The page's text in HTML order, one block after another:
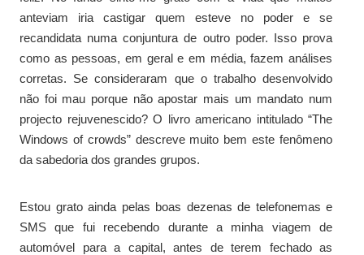
anteviam iria castigar quem esteve no poder e se
recandidata numa conjuntura de outro poder. Isso prova
como as pessoas, em geral e em média, fazem análises
corretas. Se consideraram que o trabalho desenvolvido
não foi mau porque não apostar mais um mandato num
projecto rejuvenescido? O livro americano intitulado “The
Windows of crowds” descreve muito bem este fenômeno
da sabedoria dos grandes grupos.
Estou grato ainda pelas boas dezenas de telefonemas e
SMS que fui recebendo durante a minha viagem de
automóvel para a capital, antes de terem fechado as